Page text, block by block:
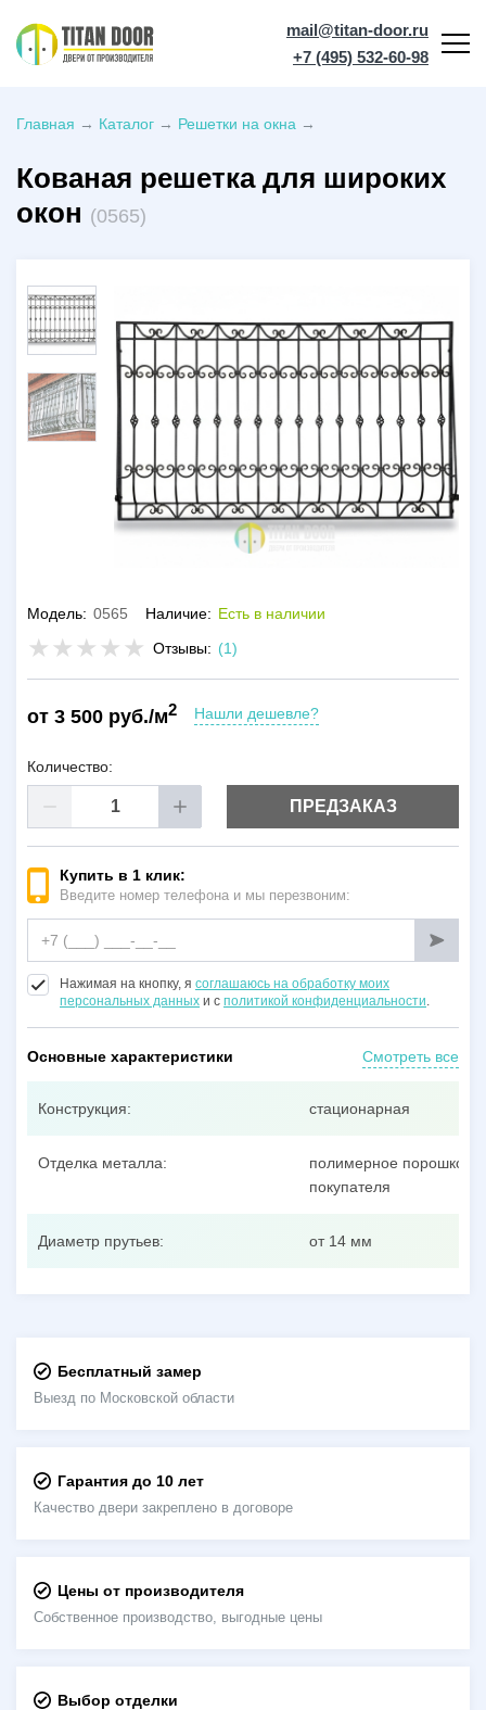
mail@titan-door.ru
+7 (495) 532-60-98
Главная → Каталог → Решетки на окна →
Кованая решетка для широких
окон (0565)
Модель: 0565 Наличие: Есть в наличии
Отзывы: (1)
от 3 500 руб./м2 Нашли дешевле?
Количество:
ПРЕДЗАКАЗ
Купить в 1 клик:
Введите номер телефона и мы перезвоним:
Нажимая на кнопку, я соглашаюсь на обработку моих
персональных данных и с политикой конфиденциальности.
Основные характеристики Смотреть все
Конструкция: стационарная
Отделка металла:
полимерное
покупателя
Диаметр прутьев: от 14 мм
Бесплатный замер
Выезд по Московской области
Гарантия до 10 лет
Качество двери закреплено в договоре
Цены от производителя
Собственное производство, выгодные цены
Выбор отделки